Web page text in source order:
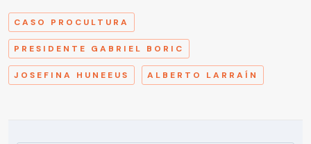
CASO PROCULTURA
PRESIDENTE GABRIEL BORIC
JOSEFINA HUNEEUS ALBERTO LARRAÍN